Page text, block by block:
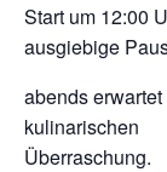
Start um 12:00
ausgiebige
abends
kulinarischen
Überraschung.